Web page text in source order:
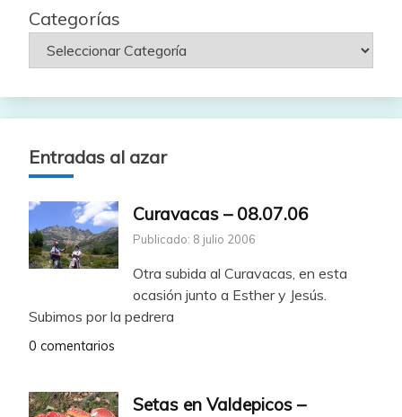
Categorías
Entradas al azar
Curavacas – 08.07.06
Publicado: 8 julio 2006
Otra subida al Curavacas, en esta
ocasión junto a Esther y Jesús.
Subimos por la pedrera
0 comentarios
Setas en Valdepicos –